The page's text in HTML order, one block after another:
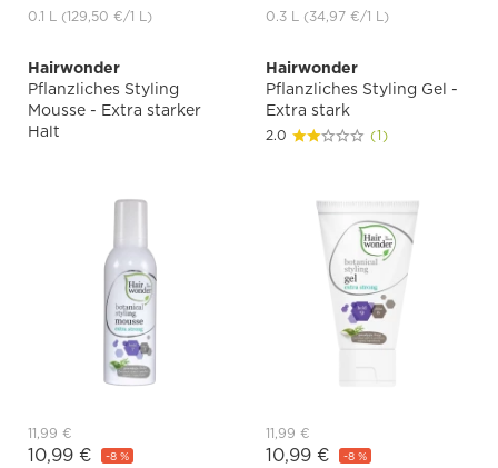
0.1 L (129,50 €/1 L) 0.3 L (34,97 €/1 L)
Hairwonder
Pflanzliches Styling
Mousse - Extra starker
Halt
11,99 €
10,99 € -8 %
Hairwonder
Pflanzliches Styling Gel -
Extra stark
2.0 (1)
11,99 €
10,99 € -8 %